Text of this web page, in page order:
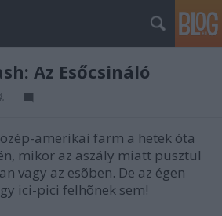
Az Esőcsináló
amerikai farm a hetek óta
mikor az aszály miatt pusztul
vagy az esõben. De az égen
ici-pici felhõnek sem!